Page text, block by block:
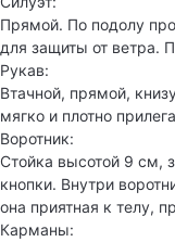
Прямой. По подолу
для защиты от ветра.
Рукав:
Втачной, прямой,
мягко и плотно
Воротник:
Стойка высотой 9 см,
кнопки. Внутри
она приятная к телу,
Карманы: